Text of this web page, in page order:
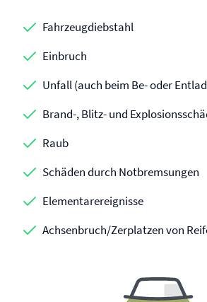
Fahrzeugdiebstahl
Einbruch
Unfall (auch beim Be- oder
Brand-, Blitz- und
Raub
Schäden durch Notbremsungen
Elementarereignisse
Achsenbruch/Zerplatzen von